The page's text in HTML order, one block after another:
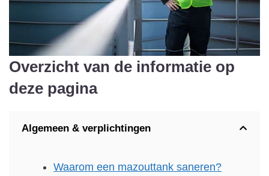
Overzicht van de informatie op
deze pagina
Algemeen & verplichtingen
Waarom een mazouttank saneren?